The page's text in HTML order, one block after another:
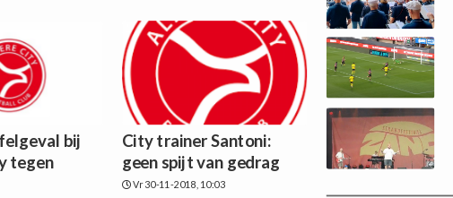
bij
tegen
City trainer Santoni:
geen spijt van gedrag
Vr 30-11-2018, 10:03